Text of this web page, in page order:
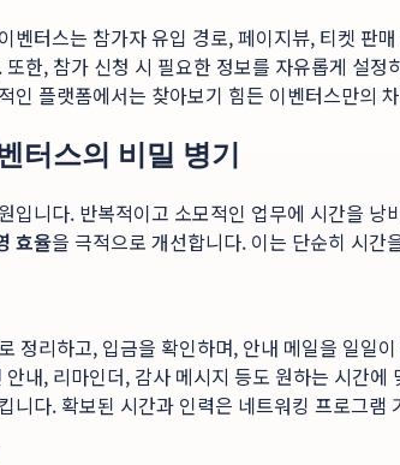
벤터스는 참가자 유입 경로, 페이지뷰, 티켓
한, 참가 신청 시 필요한 정보를 자유롭게 설
인 플랫폼에서는 찾아보기 힘든 이벤터스만의
터스의 비밀 병기
입니다. 반복적이고 소모적인 업무에 시간을
효율을 극적으로 개선합니다. 이는 단순히 시
정리하고, 입금을 확인하며, 안내 메일을 일
내, 리마인더, 감사 메시지 등도 원하는 시간
니다. 확보된 시간과 인력은 네트워킹 프로그